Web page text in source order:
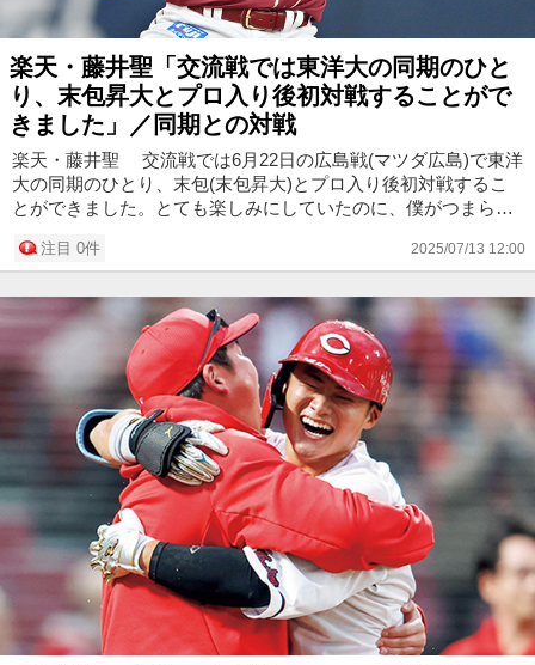
楽天・藤井聖「交流戦では東洋大の同期のひと
り、末包昇大とプロ入り後初対戦することがで
きました」／同期との対戦
楽天・藤井聖 交流戦では6月22日の広島戦(マツダ広島)で東洋
大の同期のひとり、末包(末包昇大)とプロ入り後初対戦するこ
とができました。とても楽しみにしていたのに、僕がつまらな
(2四球)。この...
注目 0件 2025/07/13 12:00